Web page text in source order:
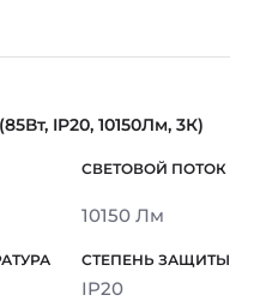
IP20, 10150Лм, 3К)
10150 Лм
IP20